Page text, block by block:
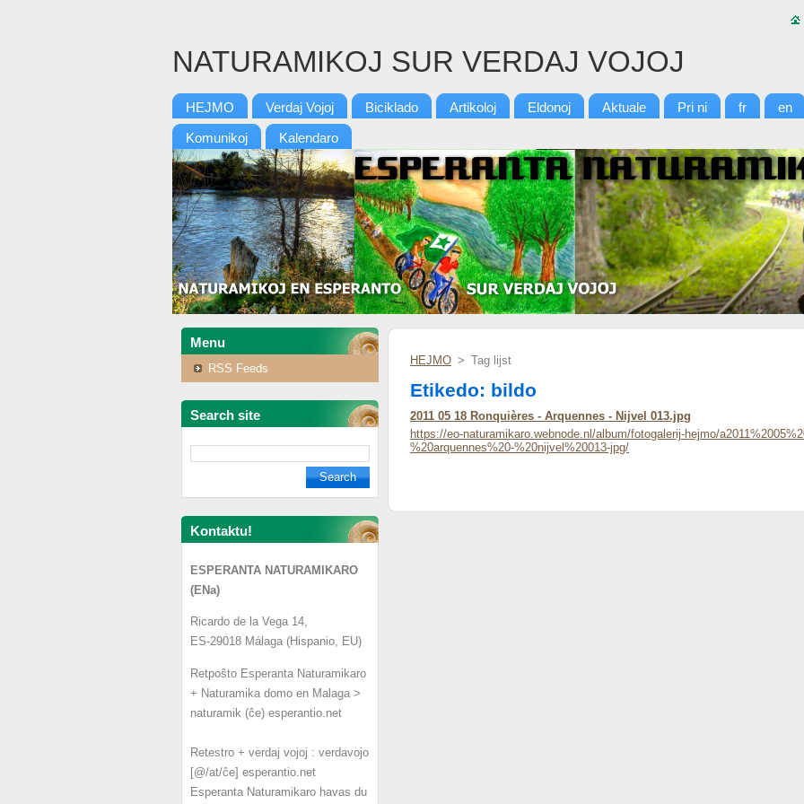
NATURAMIKOJ SUR VERDAJ VOJOJ
HEJMO Verdaj Vojoj Biciklado Artikoloj Eldonoj Aktuale Pri ni fr en
Komunikoj Kalendaro
Menu
RSS Feeds
Search site
Kontaktu!
ESPERANTA NATURAMIKARO
(ENa)
Ricardo de la Vega 14,
ES-29018 Málaga (Hispanio, EU)
Retpoŝto Esperanta Naturamikaro
+ Naturamika domo en Malaga >
naturamik (ĉe) esperantio.net
Retestro + verdaj vojoj : verdavojo
[@/at/ĉe] esperantio.net
Esperanta Naturamikaro havas du
HEJMO > Tag lijst
Etikedo: bildo
2011 05 18 Ronquières - Arquennes - Nijvel 013.jpg
https://eo-naturamikaro.webnode.nl/album/fotogalerij-hejmo/
%20arquennes%20-%20nijvel%20013-jpg/